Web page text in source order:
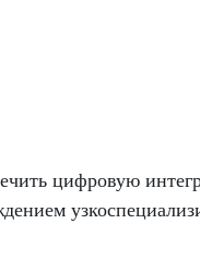
цифровую